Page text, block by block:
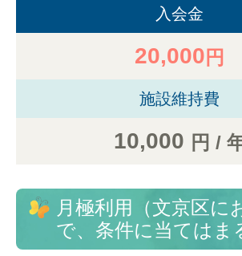
入会金
20,000 円
施設維持費
10,000 円 /
月極利用（文京区に
で、条件に当てはま